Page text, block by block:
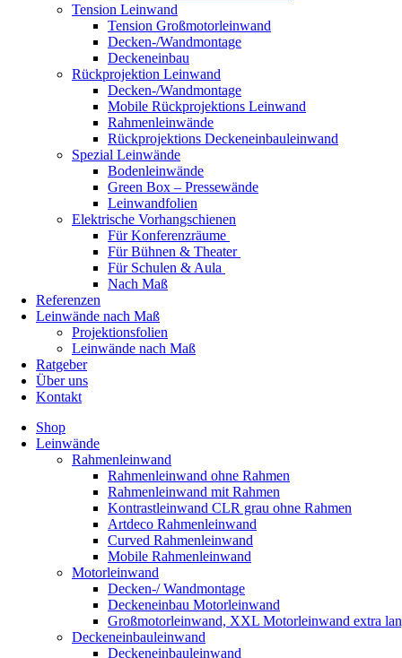
Tension Leinwand
Tension Großmotorleinwand
Decken-/Wandmontage
Deckeneinbau
Rückprojektion Leinwand
Decken-/Wandmontage
Mobile Rückprojektions Leinwand
Rahmenleinwände
Rückprojektions Deckeneinbauleinwand
Spezial Leinwände
Bodenleinwände
Green Box – Pressewände
Leinwandfolien
Elektrische Vorhangschienen
Für Konferenzräume
Für Bühnen & Theater
Für Schulen & Aula
Nach Maß
Referenzen
Leinwände nach Maß
Projektionsfolien
Leinwände nach Maß
Ratgeber
Über uns
Kontakt
Shop
Leinwände
Rahmenleinwand
Rahmenleinwand ohne Rahmen
Rahmenleinwand mit Rahmen
Kontrastleinwand CLR grau ohne Rahmen
Artdeco Rahmenleinwand
Curved Rahmenleinwand
Mobile Rahmenleinwand
Motorleinwand
Decken-/ Wandmontage
Deckeneinbau Motorleinwand
Großmotorleinwand, XXL Motorleinwand extra
Deckeneinbauleinwand
Deckeneinbauleinwand